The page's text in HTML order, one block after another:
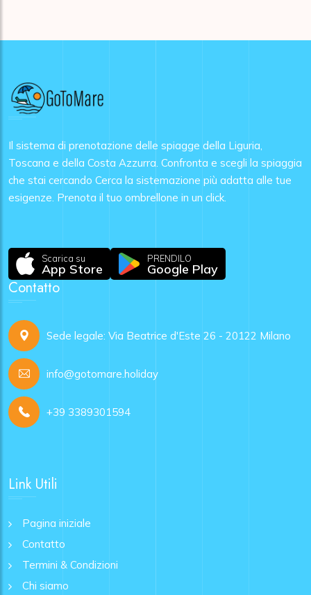
Il sistema di prenotazione delle spiagge della Liguria,
Toscana e della Costa Azzurra. Confronta e scegli la spiaggia
che stai cercando Cerca la sistemazione più adatta alle tue
esigenze. Prenota il tuo ombrellone in un click.
Scarica su
App Store
PRENDILO
Google Play
Contatto
Sede legale: Via Beatrice d'Este 26 - 20122 Milano
info@gotomare.holiday
+39 3389301594
Link Utili
Pagina iniziale
Contatto
Termini & Condizioni
Chi siamo